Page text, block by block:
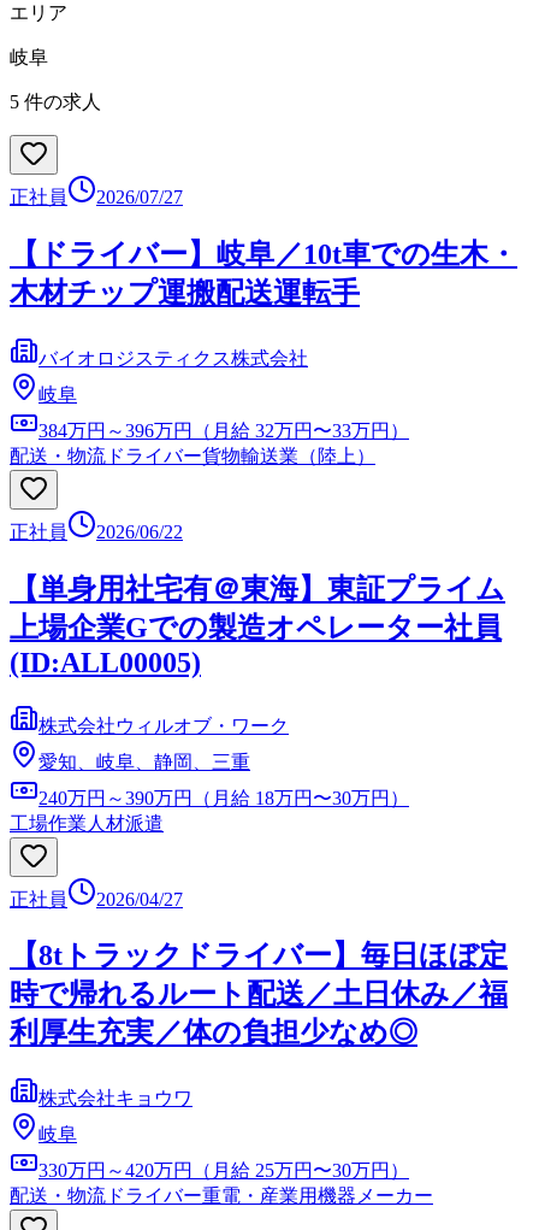
エリア
岐阜
5 件の求人
正社員 2026/07/27
【ドライバー】岐阜／10t車での生木・
木材チップ運搬配送運転手
バイオロジスティクス株式会社
岐阜
384万円～396万円（月給 32万円〜33万円）
配送・物流ドライバー貨物輸送業（陸上）
正社員 2026/06/22
【単身用社宅有＠東海】東証プライム
上場企業Gでの製造オペレーター社員
(ID:ALL00005)
株式会社ウィルオブ・ワーク
愛知、岐阜、静岡、三重
240万円～390万円（月給 18万円〜30万円）
工場作業 人材派遣
正社員 2026/04/27
【8tトラックドライバー】毎日ほぼ定
時で帰れるルート配送／土日休み／福
利厚生充実／体の負担少なめ◎
株式会社キョウワ
岐阜
330万円～420万円（月給 25万円〜30万円）
配送・物流ドライバー重電・産業用機器メーカー